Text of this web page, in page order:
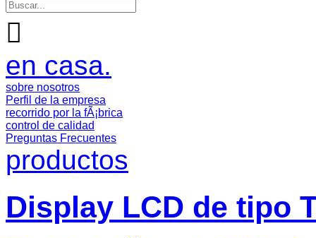

en casa.
sobre nosotros
Perfil de la empresa
recorrido por la fÃ¡brica
control de calidad
Preguntas Frecuentes
productos
Display LCD de tipo